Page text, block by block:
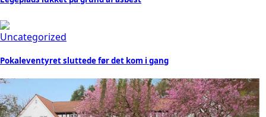
Uncategorized
Pokaleventyret sluttede før det kom i gang